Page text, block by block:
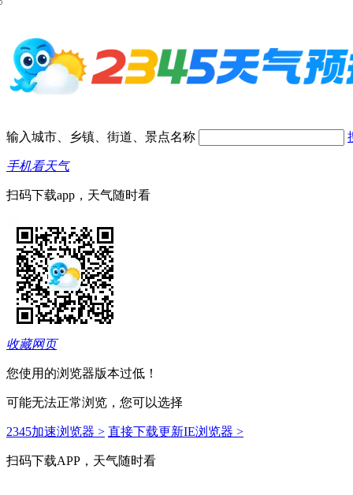
输入城市、乡镇、街道、景点名称
手机看天气
扫码下载app，天气随时看
收藏网页
您使用的浏览器版本过低！
可能无法正常浏览，您可以选择
2345加速浏览器 > 直接下载更新IE浏览器 >
扫码下载APP，天气随时看